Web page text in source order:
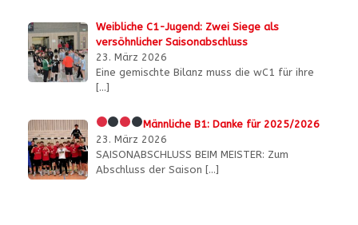
Weibliche C1-Jugend: Zwei Siege als
versöhnlicher Saisonabschluss
23. März 2026
Eine gemischte Bilanz muss die wC1 für ihre
[…]
Männliche B1: Danke für 2025/2026
23. März 2026
SAISONABSCHLUSS BEIM MEISTER: Zum
Abschluss der Saison […]